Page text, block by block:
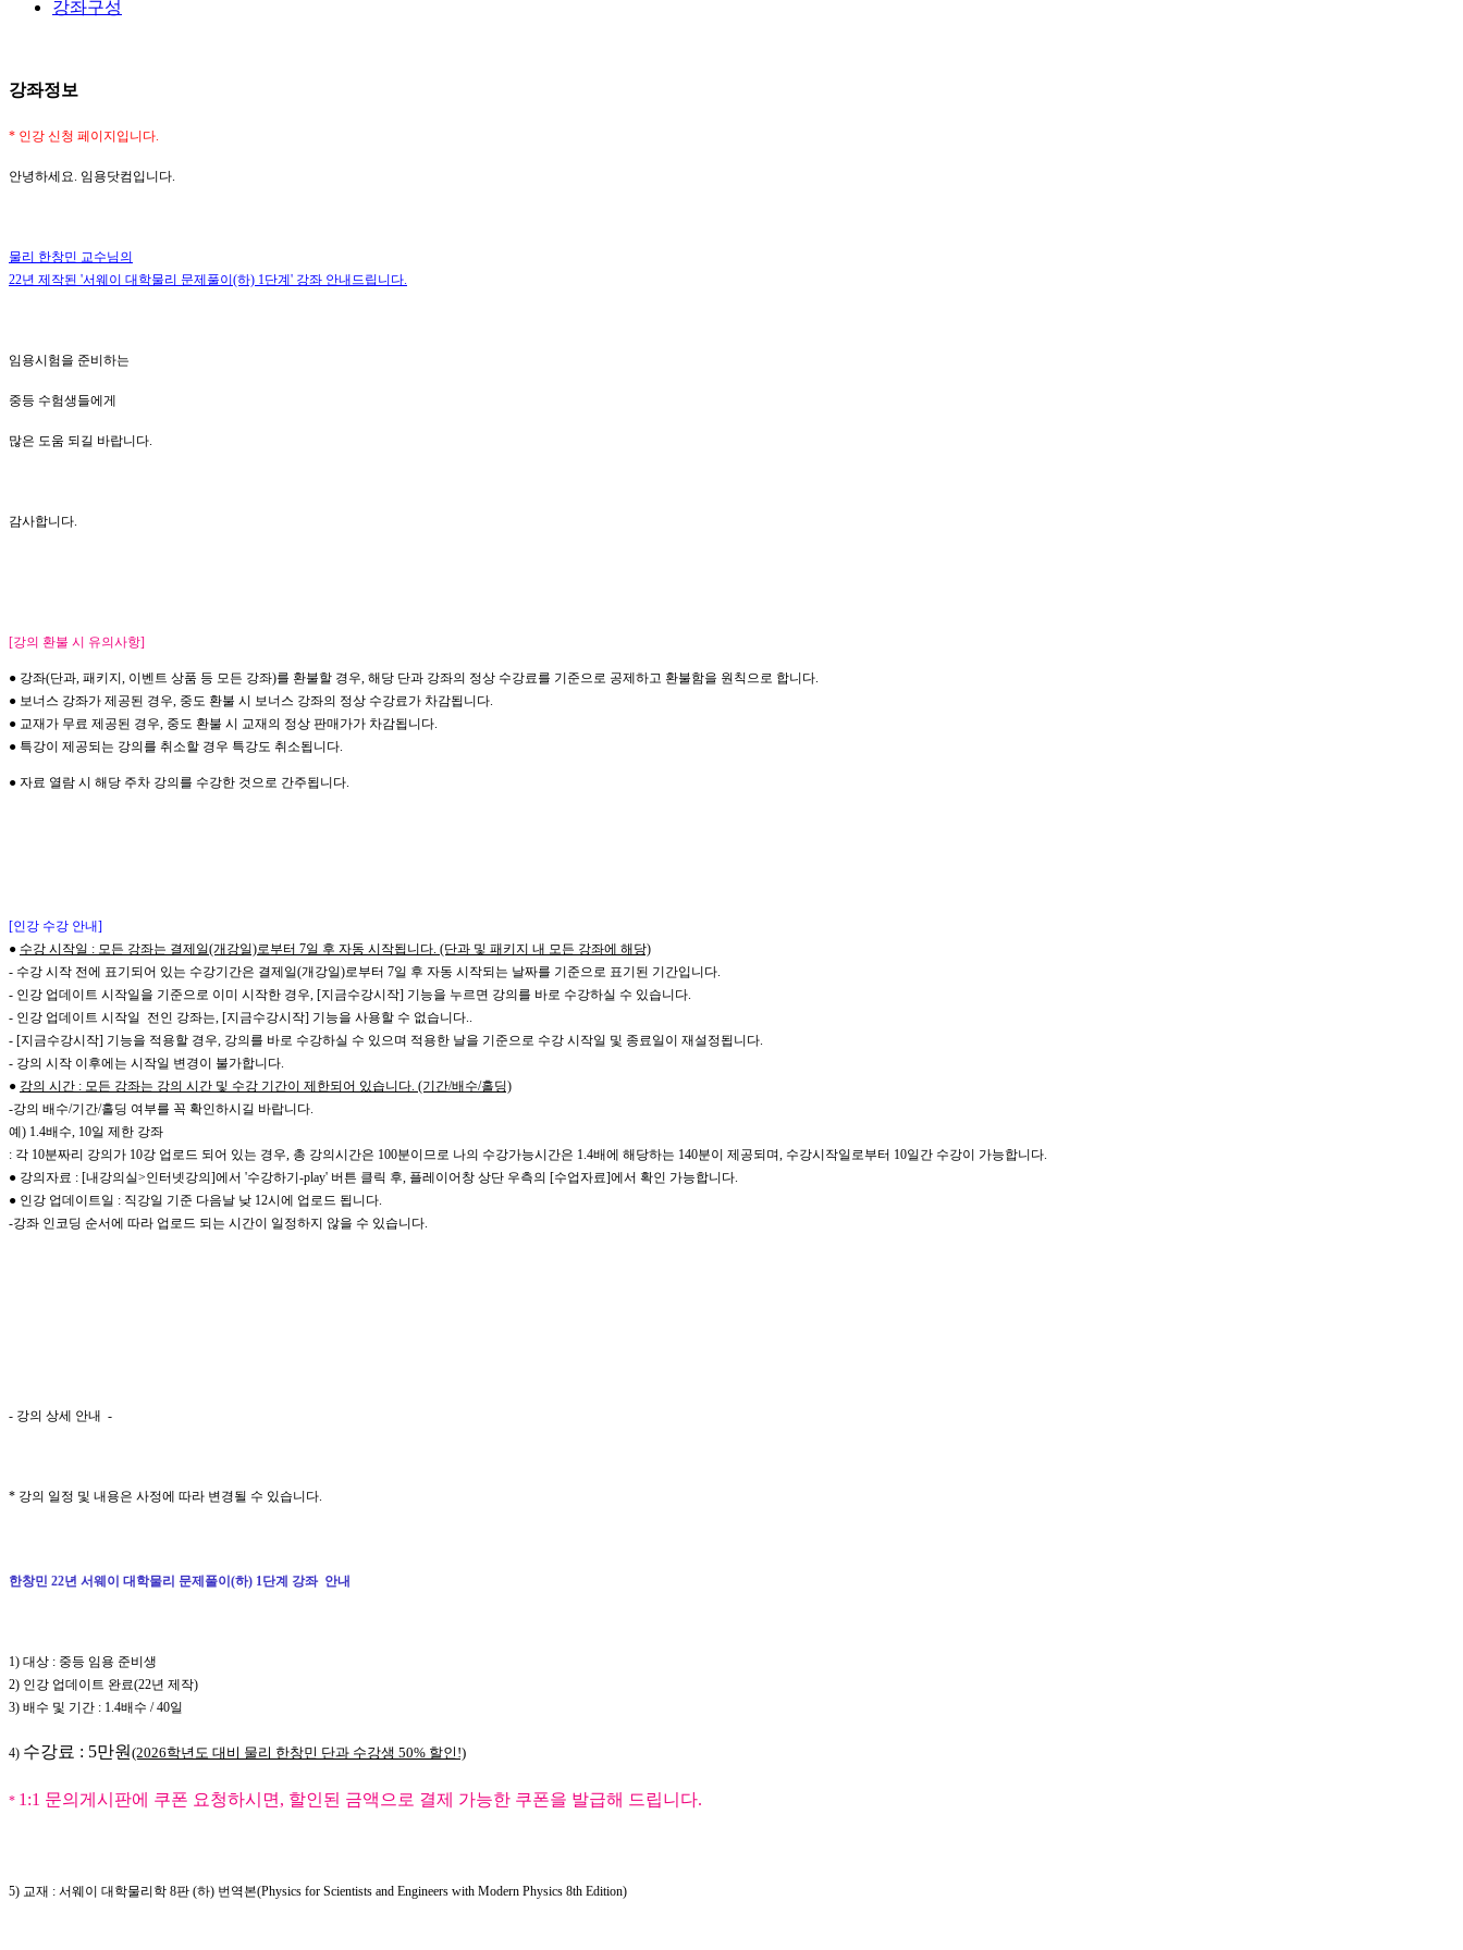
강좌구성
강좌정보
* 인강 신청 페이지입니다.
안녕하세요. 임용닷컴입니다.
물리 한창민 교수님의
22년 제작된 '서웨이 대학물리 문제풀이(하) 1단계' 강좌 안내드립니다.
임용시험을 준비하는
중등 수험생들에게
많은 도움 되길 바랍니다.
감사합니다.
[강의 환불 시 유의사항]
● 강좌(단과, 패키지, 이벤트 상품 등 모든 강좌)를 환불할 경우, 해당 단과 강좌의 정상 수강료를 기준으로 공제하고 환불함을 원칙으로 합니다.
● 보너스 강좌가 제공된 경우, 중도 환불 시 보너스 강좌의 정상 수강료가 차감됩니다.
● 교재가 무료 제공된 경우, 중도 환불 시 교재의 정상 판매가가 차감됩니다.
● 특강이 제공되는 강의를 취소할 경우 특강도 취소됩니다.
● 자료 열람 시 해당 주차 강의를 수강한 것으로 간주됩니다.
[인강 수강 안내]
● 수강 시작일 : 모든 강좌는 결제일(개강일)로부터 7일 후 자동 시작됩니다. (단과 및 패키지 내 모든 강좌에 해당)
- 수강 시작 전에 표기되어 있는 수강기간은 결제일(개강일)로부터 7일 후 자동 시작되는 날짜를 기준으로 표기된 기간입니다.
- 인강 업데이트 시작일을 기준으로 이미 시작한 경우, [지금수강시작] 기능을 누르면 강의를 바로 수강하실 수 있습니다.
- 인강 업데이트 시작일 전인 강좌는, [지금수강시작] 기능을 사용할 수 없습니다..
- [지금수강시작] 기능을 적용할 경우, 강의를 바로 수강하실 수 있으며 적용한 날을 기준으로 수강 시작일 및 종료일이 재설정됩니다.
- 강의 시작 이후에는 시작일 변경이 불가합니다.
● 강의 시간 : 모든 강좌는 강의 시간 및 수강 기간이 제한되어 있습니다. (기간/배수/홀딩)
-강의 배수/기간/홀딩 여부를 꼭 확인하시길 바랍니다.
예) 1.4배수, 10일 제한 강좌
: 각 10분짜리 강의가 10강 업로드 되어 있는 경우, 총 강의시간은 100분이므로 나의 수강가능시간은 1.4배에 해당하는 140분이 제공되며, 수강시작일로부터 10일간 수강이 가능합니다.
● 강의자료 : [내강의실>인터넷강의]에서 '수강하기-play' 버튼 클릭 후, 플레이어창 상단 우측의 [수업자료]에서 확인 가능합니다.
● 인강 업데이트일 : 직강일 기준 다음날 낮 12시에 업로드 됩니다.
-강좌 인코딩 순서에 따라 업로드 되는 시간이 일정하지 않을 수 있습니다.
- 강의 상세 안내 -
* 강의 일정 및 내용은 사정에 따라 변경될 수 있습니다.
한창민 22년 서웨이 대학물리 문제풀이(하) 1단계 강좌 안내
1) 대상 : 중등 임용 준비생
2) 인강 업데이트 완료(22년 제작)
3) 배수 및 기간 : 1.4배수 / 40일
4) 수강료 : 5만원 (2026학년도 대비 물리 한창민 단과 수강생 50% 할인!)
* 1:1 문의게시판에 쿠폰 요청하시면, 할인된 금액으로 결제 가능한 쿠폰을 발급해 드립니다.
5) 교재 : 서웨이 대학물리학 8판 (하) 번역본(Physics for Scientists and Engineers with Modern Physics 8th Edition)